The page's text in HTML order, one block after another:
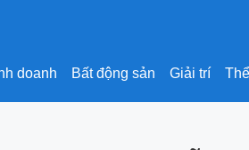
doanh Bất động sản Giải trí